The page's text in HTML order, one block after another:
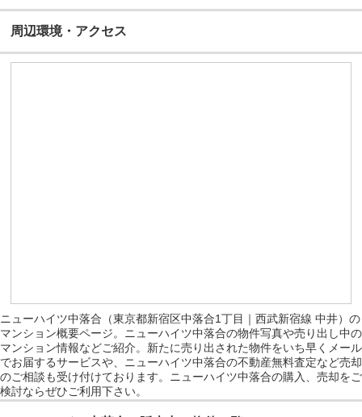
周辺環境・アクセス
ニューハイツ中落合（東京都新宿区中落合1丁目｜西武新宿線 中井）の
マンション概要ページ。ニューハイツ中落合の物件写真や売り出し中の
マンション情報などご紹介。新たに売り出された物件をいち早くメール
でお届するサービスや、ニューハイツ中落合の不動産無料査定など売却
のご相談も受け付けております。ニューハイツ中落合の購入、売却をご
検討ならぜひご利用下さい。